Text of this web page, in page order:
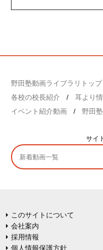
野田塾動画ライブラリトップ
各校の校長紹介
耳より情
イベント紹介動画
野田
サイ
このサイトについて
会社案内
採用情報
個人情報保護方針